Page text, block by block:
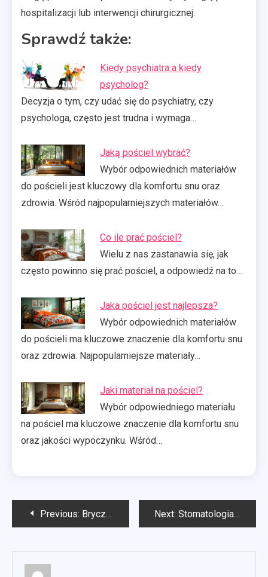
hospitalizacji lub interwencji chirurgicznej.
Sprawdź także:
Kiedy psychiatra a kiedy
psycholog?
Decyzja o tym, czy udać się do psychiatry, czy
psychologa, często jest trudna i wymaga…
Jaką pościel wybrać?
Wybór odpowiednich materiałów
do pościeli jest kluczowy dla komfortu snu oraz
zdrowia. Wśród najpopularniejszych materiałów…
Co ile prać pościel?
Wielu z nas zastanawia się, jak
często powinno się prać pościel, a odpowiedź na to…
Jaka pościel jest najlepsza?
Wybór odpowiednich materiałów
do pościeli ma kluczowe znaczenie dla komfortu snu
oraz zdrowia. Najpopularniejsze materiały…
Jaki materiał na pościel?
Wybór odpowiedniego materiału
na pościel ma kluczowe znaczenie dla komfortu snu
oraz jakości wypoczynku. Wśród…
Nawigacja
Previous: Bryczesy jaki rozmiar? Next: Stomatologia Bydgoszcz